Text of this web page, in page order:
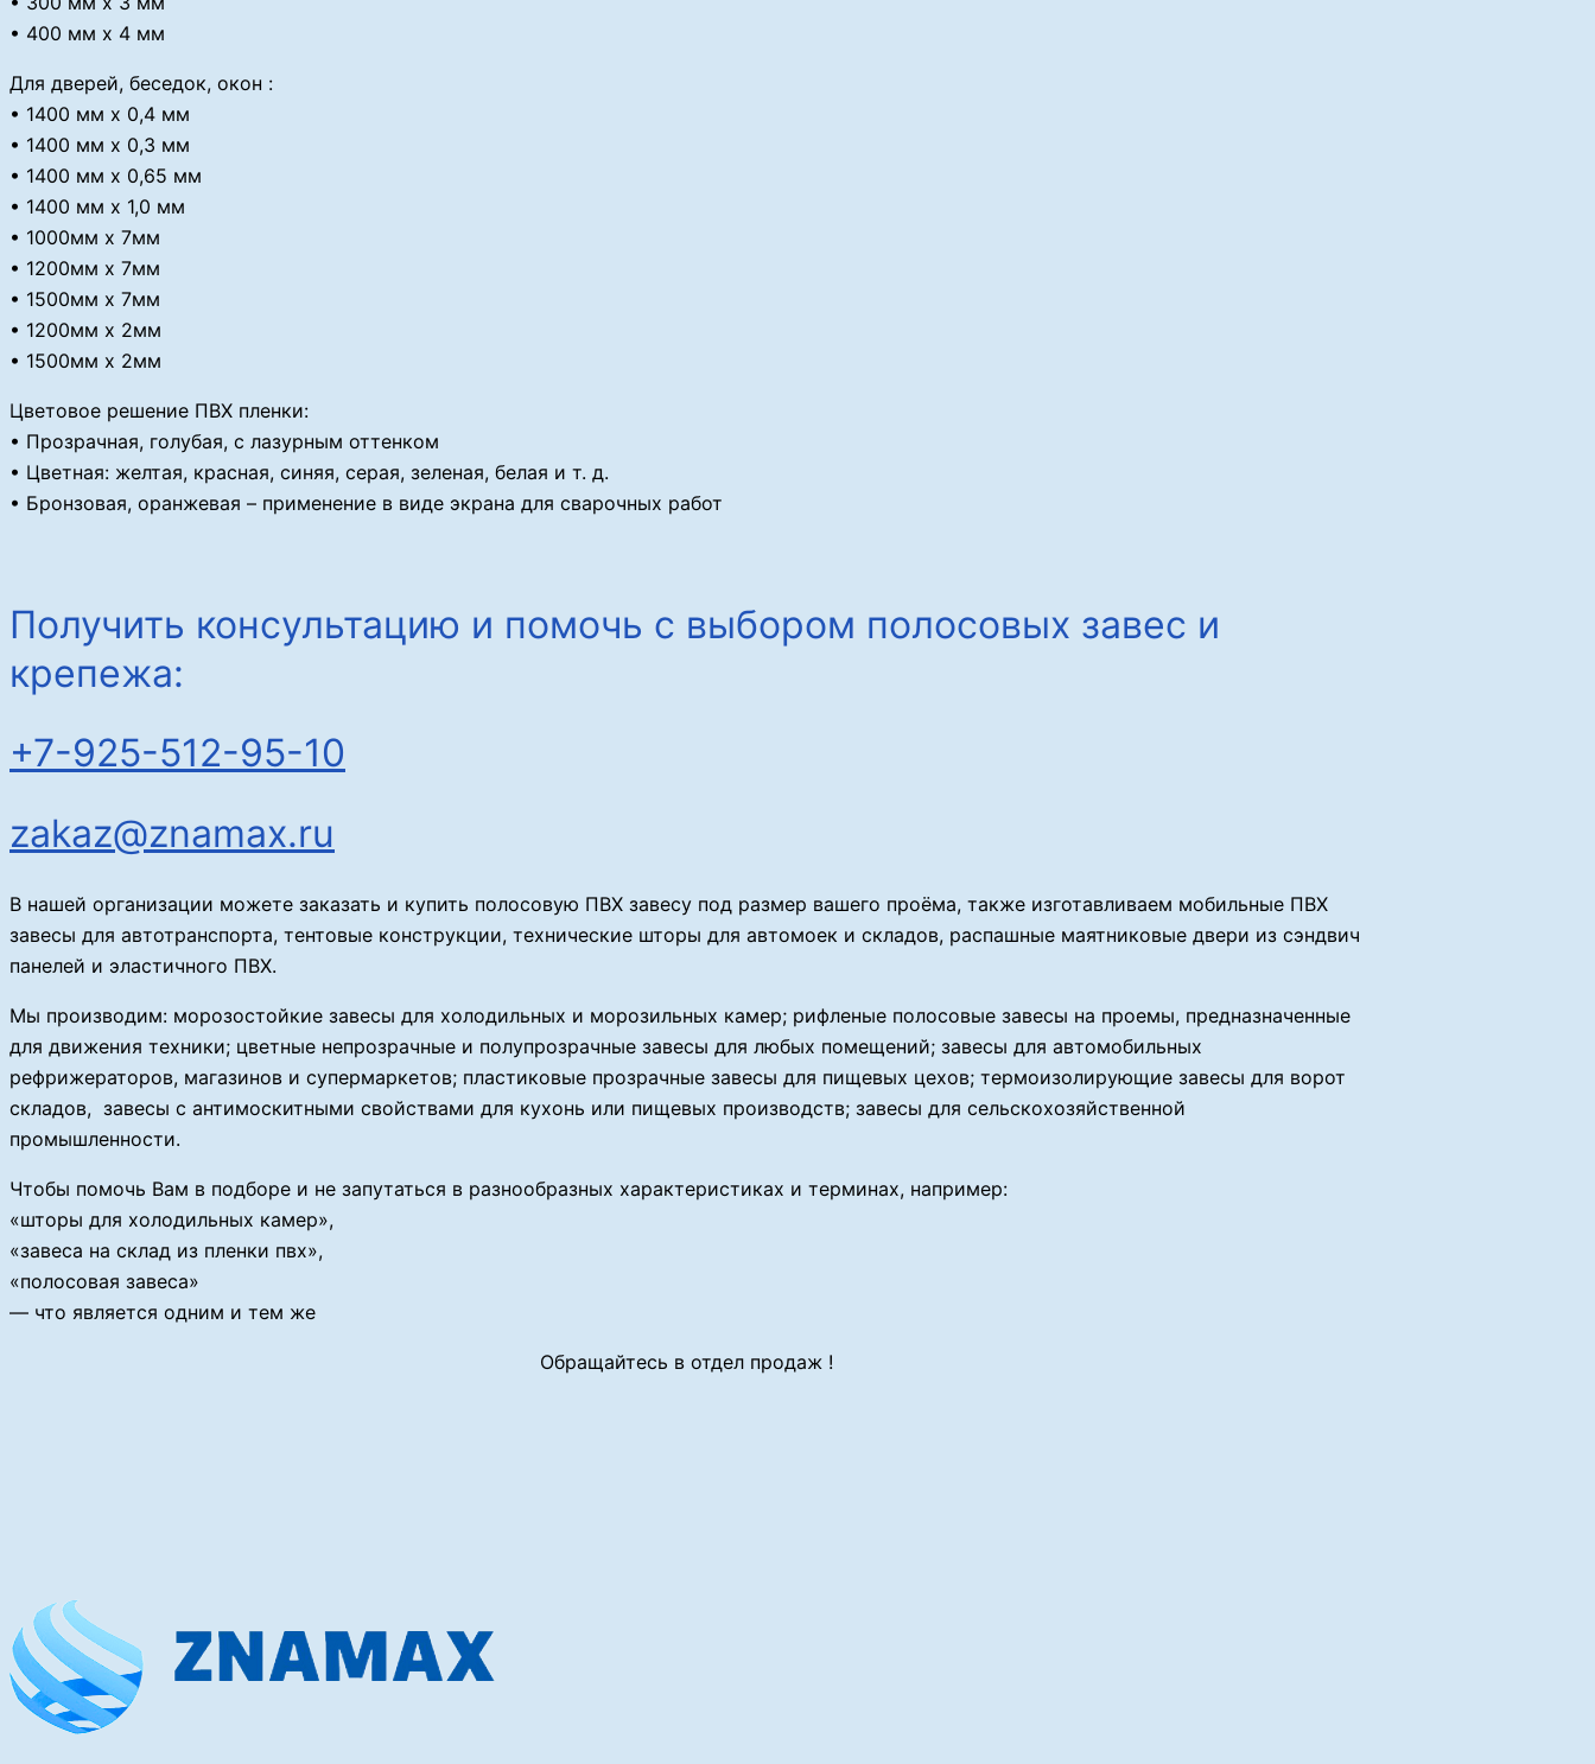
• 400 мм х 4 мм
Для дверей, беседок, окон :
• 1400 мм х 0,4 мм
• 1400 мм х 0,3 мм
• 1400 мм х 0,65 мм
• 1400 мм х 1,0 мм
• 1000мм x 7мм
• 1200мм x 7мм
• 1500мм x 7мм
• 1200мм x 2мм
• 1500мм x 2мм
Цветовое решение ПВХ пленки:
• Прозрачная, голубая, с лазурным оттенком
• Цветная: желтая, красная, синяя, серая, зеленая, белая и т. д.
• Бронзовая, оранжевая – применение в виде экрана для сварочных работ
Получить консультацию и помочь с выбором полосовых завес и
крепежа:
+7-925-512-95-10
zakaz@znamax.ru
В нашей организации можете заказать и купить полосовую ПВХ завесу под размер вашего проёма, также изготавливаем мобильные ПВХ
завесы для автотранспорта, тентовые конструкции, технические шторы для автомоек и складов, распашные маятниковые двери из сэндвич
панелей и эластичного ПВХ.
Мы производим: морозостойкие завесы для холодильных и морозильных камер; рифленые полосовые завесы на проемы, предназначенные
для движения техники; цветные непрозрачные и полупрозрачные завесы для любых помещений; завесы для автомобильных
рефрижераторов, магазинов и супермаркетов; пластиковые прозрачные завесы для пищевых цехов; термоизолирующие завесы для ворот
складов, завесы с антимоскитными свойствами для кухонь или пищевых производств; завесы для сельскохозяйственной
промышленности.
Чтобы помочь Вам в подборе и не запутаться в разнообразных характеристиках и терминах, например:
«шторы для холодильных камер»,
«завеса на склад из пленки пвх»,
«полосовая завеса»
— что является одним и тем же
Обращайтесь в отдел продаж !